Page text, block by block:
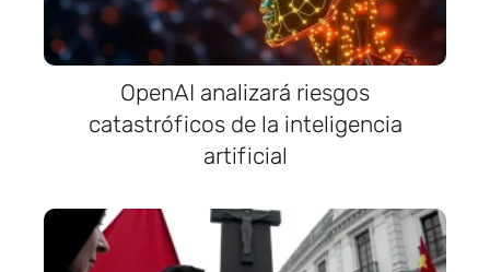
OpenAI analizará riesgos
catastróficos de la inteligencia
artificial